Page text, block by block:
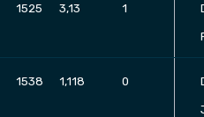
1525 3,13 1
1538 1,118 0